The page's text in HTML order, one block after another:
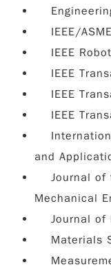
IEEE/
IEEE
IEEE
IEEE
IEEE
and
Journal of
Mechanical
Journal of
Materials